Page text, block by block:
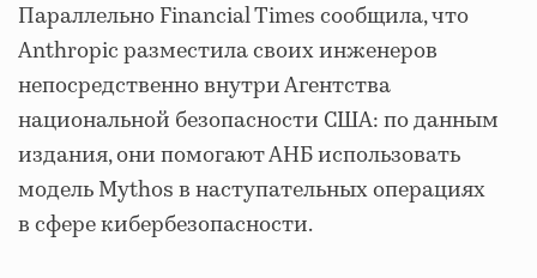
Параллельно Financial Times сообщила, что
Anthropic разместила своих инженеров
непосредственно внутри Агентства
национальной безопасности США: по данным
издания, они помогают АНБ использовать
модель Mythos в наступательных операциях
в сфере кибербезопасности.